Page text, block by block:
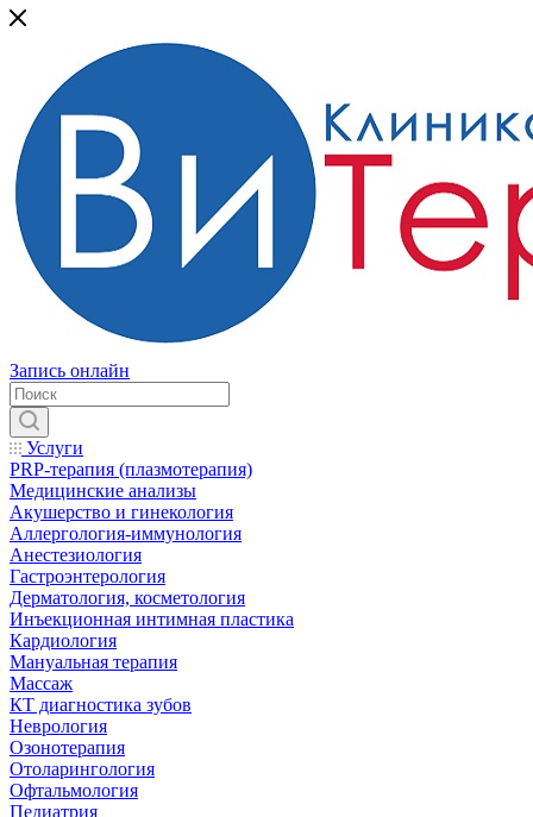
Запись онлайн
Услуги
PRP-терапия (плазмотерапия)
Медицинские анализы
Акушерство и гинекология
Аллергология-иммунология
Анестезиология
Гастроэнтерология
Дерматология, косметология
Инъекционная интимная пластика
Кардиология
Мануальная терапия
Массаж
КТ диагностика зубов
Неврология
Озонотерапия
Отоларингология
Офтальмология
Педиатрия